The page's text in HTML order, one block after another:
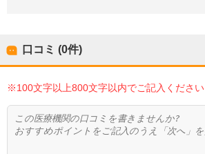
口コミ (0件)
※100文字以上800文字以内でご記入ください